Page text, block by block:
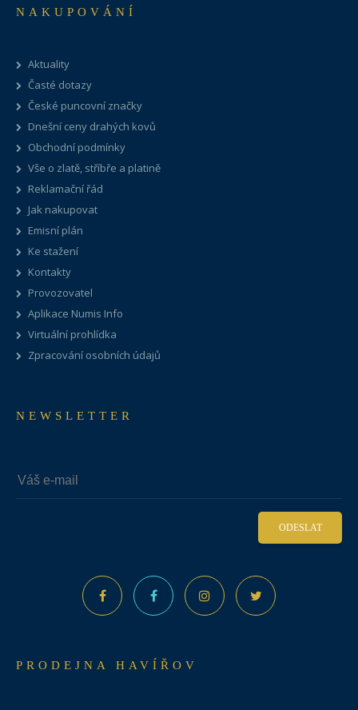
NAKUPOVÁNÍ
Aktuality
Časté dotazy
České puncovní značky
Dnešní ceny drahých kovů
Obchodní podmínky
Vše o zlatě, stříbře a platině
Reklamační řád
Jak nakupovat
Emisní plán
Ke stažení
Kontakty
Provozovatel
Aplikace Numis Info
Virtuální prohlídka
Zpracování osobních údajů
NEWSLETTER
ODESLAT
PRODEJNA HAVÍŘOV